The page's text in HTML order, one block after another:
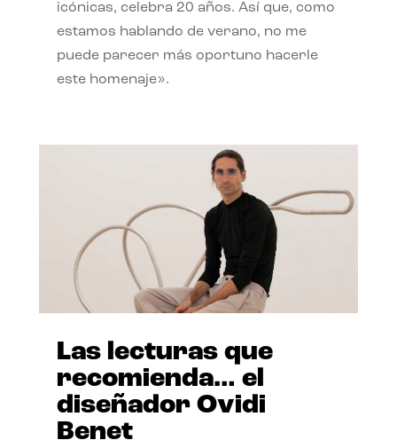
icónicas, celebra 20 años. Así que, como
estamos hablando de verano, no me
puede parecer más oportuno hacerle
este homenaje».
Las lecturas que
recomienda… el
diseñador Ovidi
Benet